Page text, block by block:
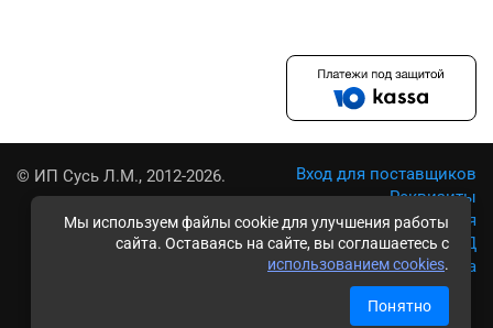
Мы используем файлы cookie для улучшения работы
сайта. Оставаясь на сайте, вы соглашаетесь с
использованием cookies.
Понятно
© ИП Сусь Л.М., 2012-2026.
Вход для поставщиков
Реквизиты
Условия использования
Политика обработки ПД
Карта сайта